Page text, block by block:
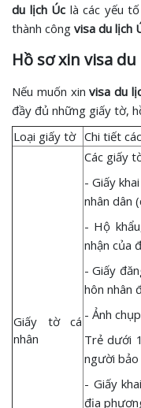
du lịch Úc là các yếu
thành công visa du lịch
Hồ sơ xin visa
Nếu muốn xinvisa du
đầy đủ những giấy tờ,
Loại giấy tờ Chi tiết
Giấy tờ cá
nhân
Các giấy
- Giấy
nhân dân
- Hộ
nhận của
- Giấy
hôn nhân
- Ảnh
Trẻ dưới
người bảo
- Giấy
địa